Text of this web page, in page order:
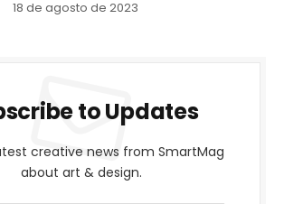
18 de agosto de 2023
to Updates
creative news from SmartMag
about art & design.